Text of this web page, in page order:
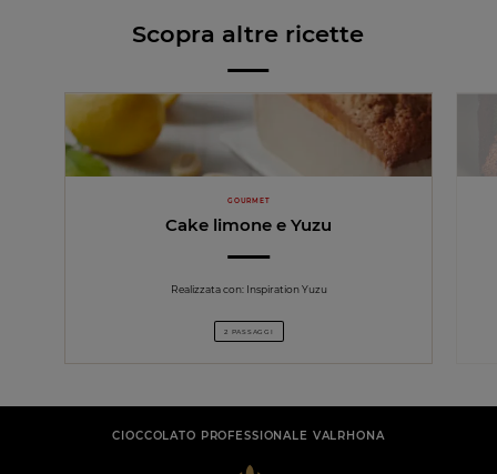
Scopra altre ricette
GOURMET
Cake limone e Yuzu
Realizzata con: Inspiration Yuzu
2 PASSAGGI
CIOCCOLATO PROFESSIONALE VALRHONA